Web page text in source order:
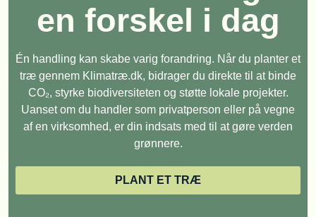
en forskel i dag
Én handling kan skabe varig forandring. Når du planter et
træ gennem Klimatræ.dk, bidrager du direkte til at binde
CO₂, styrke biodiversiteten og støtte lokale projekter.
Uanset om du handler som privatperson eller på vegne
af en virksomhed, er din indsats med til at gøre verden
grønnere.
PLANT ET TRÆ